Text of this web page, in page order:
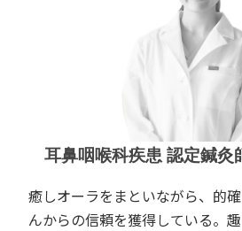
耳鼻咽喉科疾患 認定鍼灸
癒しオーラをまといながら、的
んからの信頼を獲得している。